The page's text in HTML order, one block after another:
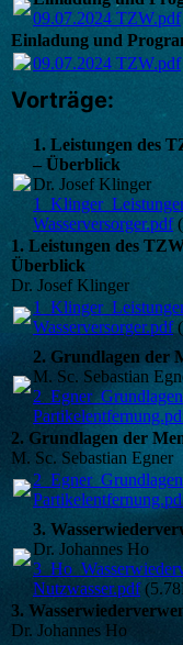
09.07.2024 TZW.pdf
Einladung und
09.07.2024 TZW.pdf
Vorträge:
1. Leistungen des
– Überblick
Dr. Josef Klinger
Wasserversorger.pdf
1. Leistungen des
Überblick
Dr. Josef Klinger
Wasserversorger.pdf
2. Grundlagen der
M. Sc. Sebastian
2. Grundlagen der
M. Sc. Sebastian Egner
3.
Dr. Johannes Ho
Nutzwasser.pdf
3.
Dr. Johannes Ho